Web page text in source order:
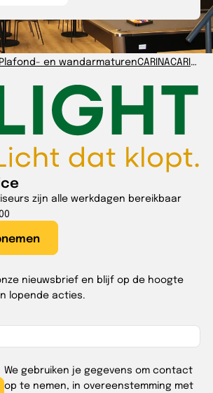
Plafond- en wandarmaturenCARINACARINA300
zijn alle werkdagen bereikbaar
nieuwsbrief en blijf op de hoogte
lopende acties.
We gebruiken je gegevens om contact
op te nemen, in overeenstemming met